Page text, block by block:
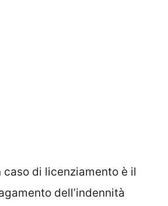
caso di licenziamento è il
dell’indennità